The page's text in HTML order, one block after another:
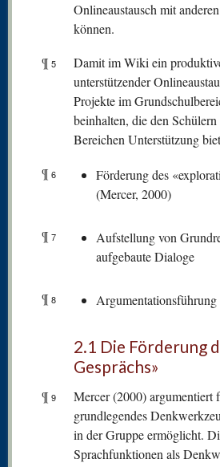
Onlineaustausch mit
können.
¶ 5
Damit im Wiki ein
unterstützender
Projekte im
beinhalten, die den
Bereichen Unterstützung
¶ 6
Förderung des
(Mercer, 2000)
¶ 7
Aufstellung von
aufgebaute Dialoge
¶ 8
2.1 Die Förderung
Gesprächs»
¶ 9
Mercer (2000) argumentiert
grundlegendes
in der Gruppe ermöglicht.
Sprachfunktionen als